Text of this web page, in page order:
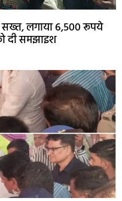
सख्त, लगाया 6,500 रूपये
दी समझाइश